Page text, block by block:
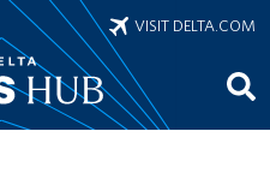
VISIT DELTA.COM